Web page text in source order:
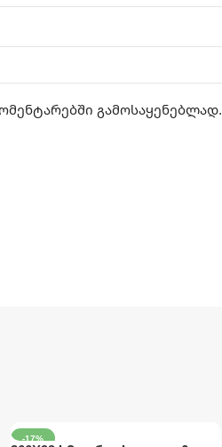
გამოსაყენებლად.
-17%